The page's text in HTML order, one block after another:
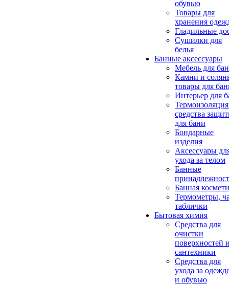
обувью
Товары для
хранения
Гладильные
Сушилки для
белья
Банные аксессуары
Мебель для
Камни и
товары для
Интерьер для
средства
для бани
Бондарные
изделия
Аксеcсуары
ухода за телом
Банные
Банная
Термометры,
таблички
Бытовая химия
Средства для
очистки
поверхностей
сантехники
Средства для
ухода за
и обувью